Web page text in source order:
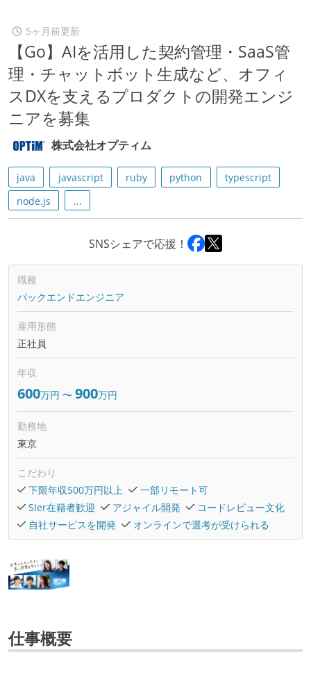
5ヶ月前更新
【Go】AIを活用した契約管理・SaaS管
理・チャットボット生成など、オフィ
スDXを支えるプロダクトの開発エンジ
ニアを募集
株式会社オプティム
java javascript ruby python
typescript
node.js
...
SNSシェアで応援！
職種
バックエンドエンジニア
雇用形態
正社員
年収
600万円 〜 900万円
勤務地
東京
こだわり
下限年収500万円以上
一部リモート可
SIer在籍者歓迎
アジャイル開発
コードレビュー文化
自社サービスを開発
オンラインで選考が受けられる
仕事概要